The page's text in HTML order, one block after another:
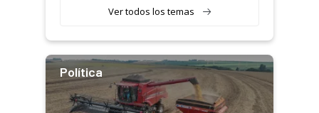
Ver todos los temas
Política